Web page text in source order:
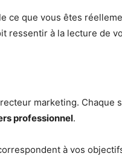
ce que vous êtes
ressentir à la lecture de
marketing.
professionnel.
à vos